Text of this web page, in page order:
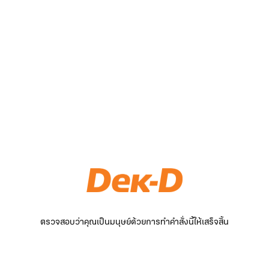
ตรวจสอบว่าคุณเป็นมนุษย์ด้วยการทำคำสั่งนี้ให้เสร็จสิ้น